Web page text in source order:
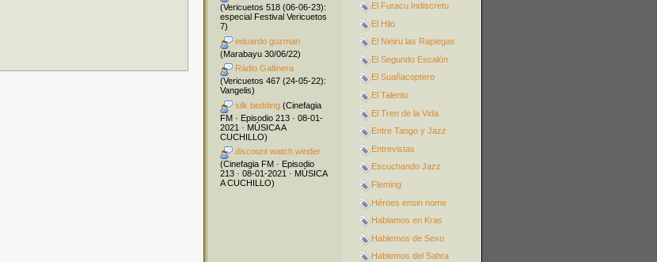
El Furacu Indiscretu
El Hilo
El Nieiru las Rapiegas
El Segundo Escalón
El Suañacoptero
El Talento
El Tren de la Vida
Entre Tango y Jazz
Entrevistas
Escuchando Jazz
Fleming
Héroes ensin nome
Hablamos en Kras
Hablemos de Sexo
Hablemos del Sahra
(Vericuetos 518 (06-06-23):
especial Festival Vericuetos
7)
eduardo guzman
(Marabayu 30/06/22)
Ràdio Gallinera
(Vericuetos 467 (24-05-22):
Vangelis)
silk bedding (Cinefagia
FM · Episodio 213 · 08-01-
2021 · MÚSICA A
CUCHILLO)
discount watch winder
(Cinefagia FM · Episodio
213 · 08-01-2021 · MÚSICA
A CUCHILLO)